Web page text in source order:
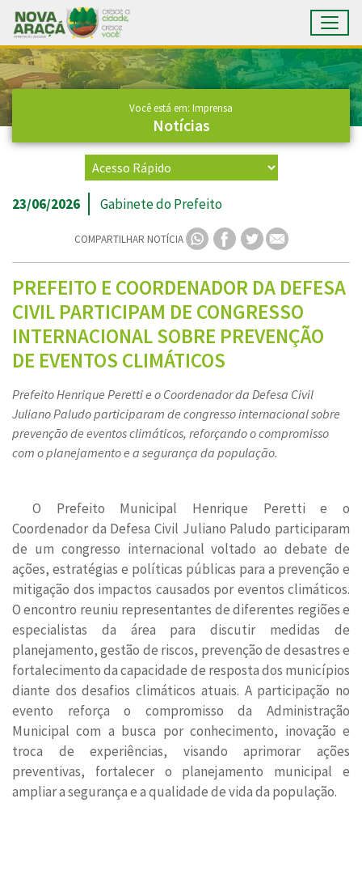
Ir para conteúdo principal
Conteúdo Principal
Você está em: Imprensa
Notícias
23/06/2026 Gabinete do Prefeito
COMPARTILHAR NOTÍCIA
PREFEITO E COORDENADOR DA DEFESA
CIVIL PARTICIPAM DE CONGRESSO
INTERNACIONAL SOBRE PREVENÇÃO
DE EVENTOS CLIMÁTICOS
Prefeito Henrique Peretti e o Coordenador da Defesa Civil
Juliano Paludo participaram de congresso internacional sobre
prevenção de eventos climáticos, reforçando o compromisso
com o planejamento e a segurança da população.
O Prefeito Municipal Henrique Peretti e o
Coordenador da Defesa Civil Juliano Paludo participaram
de um congresso internacional voltado ao debate de
ações, estratégias e políticas públicas para a prevenção e
mitigação dos impactos causados por eventos climáticos.
O encontro reuniu representantes de diferentes regiões e
especialistas da área para discutir medidas de
planejamento, gestão de riscos, prevenção de desastres e
fortalecimento da capacidade de resposta dos municípios
diante dos desafios climáticos atuais. A participação no
evento reforça o compromisso da Administração
Municipal com a busca por conhecimento, inovação e
troca de experiências, visando aprimorar ações
preventivas, fortalecer o planejamento municipal e
ampliar a segurança e a qualidade de vida da população.